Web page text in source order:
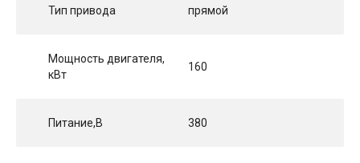
Тип привода прямой
Мощность двигателя,
кВт
160
Питание,В 380